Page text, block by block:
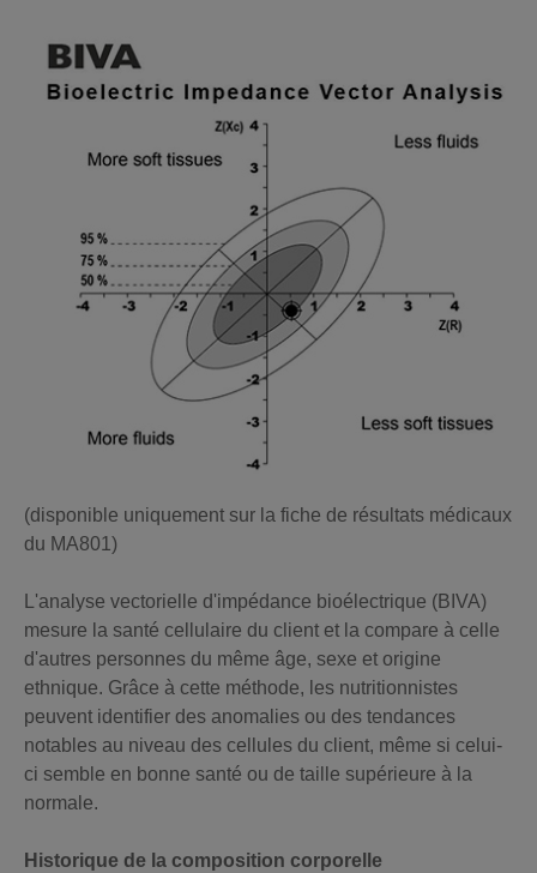
(disponible uniquement sur la fiche de résultats médicaux
du MA801)
L'analyse vectorielle d'impédance bioélectrique (BIVA)
mesure la santé cellulaire du client et la compare à celle
d'autres personnes du même âge, sexe et origine
ethnique. Grâce à cette méthode, les nutritionnistes
peuvent identifier des anomalies ou des tendances
notables au niveau des cellules du client, même si celui-
ci semble en bonne santé ou de taille supérieure à la
normale.
Historique de la composition corporelle